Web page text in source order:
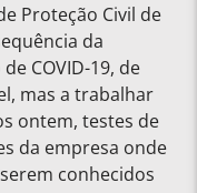
Proteção Civil de
da
COVID-19, de
mas a trabalhar
ontem, testes de
da empresa onde
conhecidos